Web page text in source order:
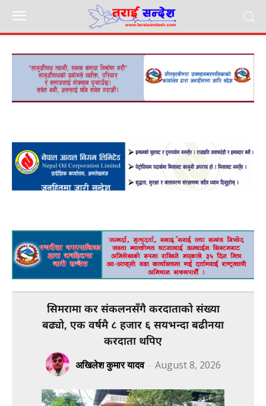
सिमरामा कर संकलनसँगै करदाताको संख्या
बढ्यो, एक वर्षमै ८ हजार ६ सयभन्दा बढीनया
करदाता थपिए
अखिलेश कुमार यादव - August 8, 2026